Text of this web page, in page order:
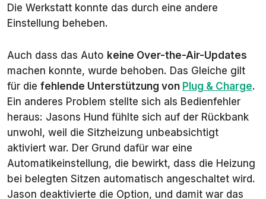
Die Werkstatt konnte das durch eine andere
Einstellung beheben.
Auch dass das Auto keine Over-the-Air-Updates
machen konnte, wurde behoben. Das Gleiche gilt
für die fehlende Unterstützung von Plug & Charge.
Ein anderes Problem stellte sich als Bedienfehler
heraus: Jasons Hund fühlte sich auf der Rückbank
unwohl, weil die Sitzheizung unbeabsichtigt
aktiviert war. Der Grund dafür war eine
Automatikeinstellung, die bewirkt, dass die Heizung
bei belegten Sitzen automatisch angeschaltet wird.
Jason deaktivierte die Option, und damit war das